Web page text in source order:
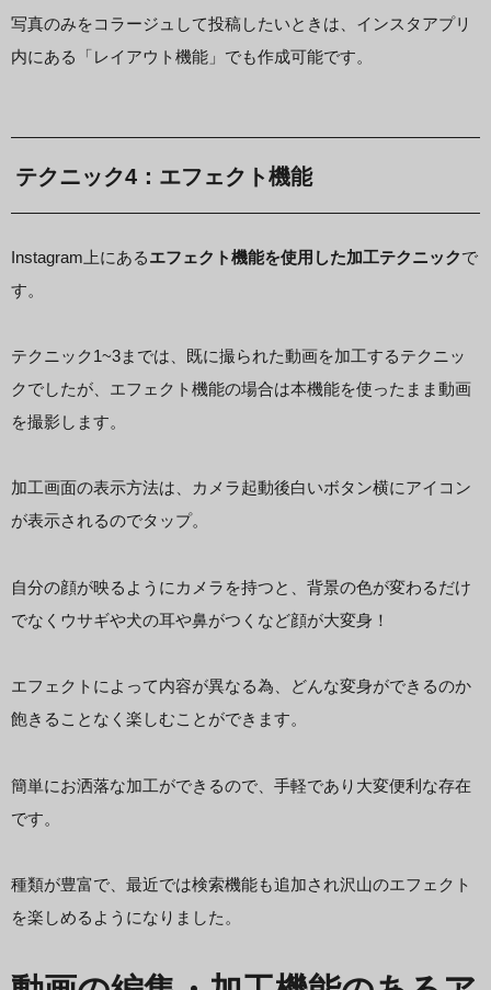
写真のみをコラージュして投稿したいときは、インスタアプリ
内にある「レイアウト機能」でも作成可能です。
テクニック4：エフェクト機能
Instagram上にあるエフェクト機能を使用した加工テクニックで
す。
テクニック1~3までは、既に撮られた動画を加工するテクニッ
クでしたが、エフェクト機能の場合は本機能を使ったまま動画
を撮影します。
加工画面の表示方法は、カメラ起動後白いボタン横にアイコン
が表示されるのでタップ。
自分の顔が映るようにカメラを持つと、背景の色が変わるだけ
でなくウサギや犬の耳や鼻がつくなど顔が大変身！
エフェクトによって内容が異なる為、どんな変身ができるのか
飽きることなく楽しむことができます。
簡単にお洒落な加工ができるので、手軽であり大変便利な存在
です。
種類が豊富で、最近では検索機能も追加され沢山のエフェクト
を楽しめるようになりました。